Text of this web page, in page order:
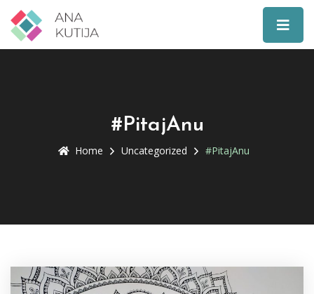
#PitajAnu
Home Uncategorized #PitajAnu